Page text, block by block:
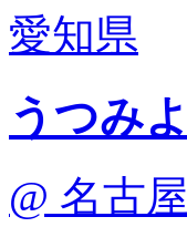
愛知県
うつみ
@ 名古